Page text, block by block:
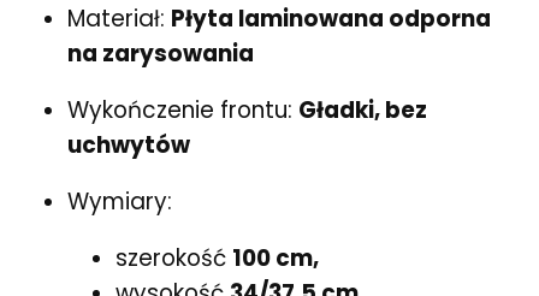
Materiał: Płyta laminowana odporna
na zarysowania
Wykończenie frontu: Gładki, bez
uchwytów
Wymiary:
szerokość 100 cm,